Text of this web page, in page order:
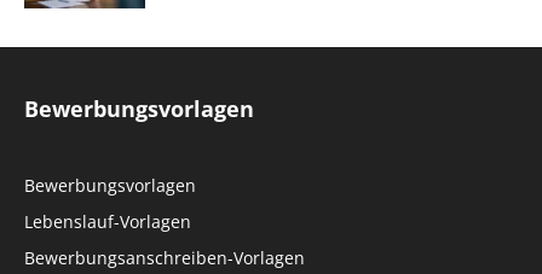
Bewerbungsvorlagen
Bewerbungsvorlagen
Lebenslauf-Vorlagen
Bewerbungsanschreiben-Vorlagen